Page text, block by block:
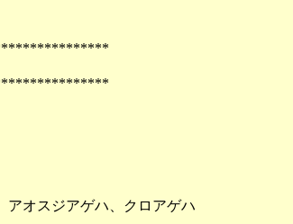
アオスジアゲハ、クロアゲハ